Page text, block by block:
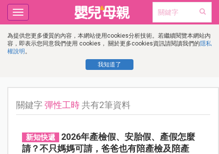
為提供您更多優質的內容，本網站使用cookies分析技術。若繼續閱覽本網站內
容，即表示您同意我們使用 cookies， 關於更多cookies資訊請閱讀我們的隱私
權說明 。
我知道了
Toggle
navigation
關鍵字彈性工時共有2筆資料
新知快遞
2026年產檢假、安胎假、產假怎麼
請？不只媽媽可請，爸爸也有陪產檢及陪產